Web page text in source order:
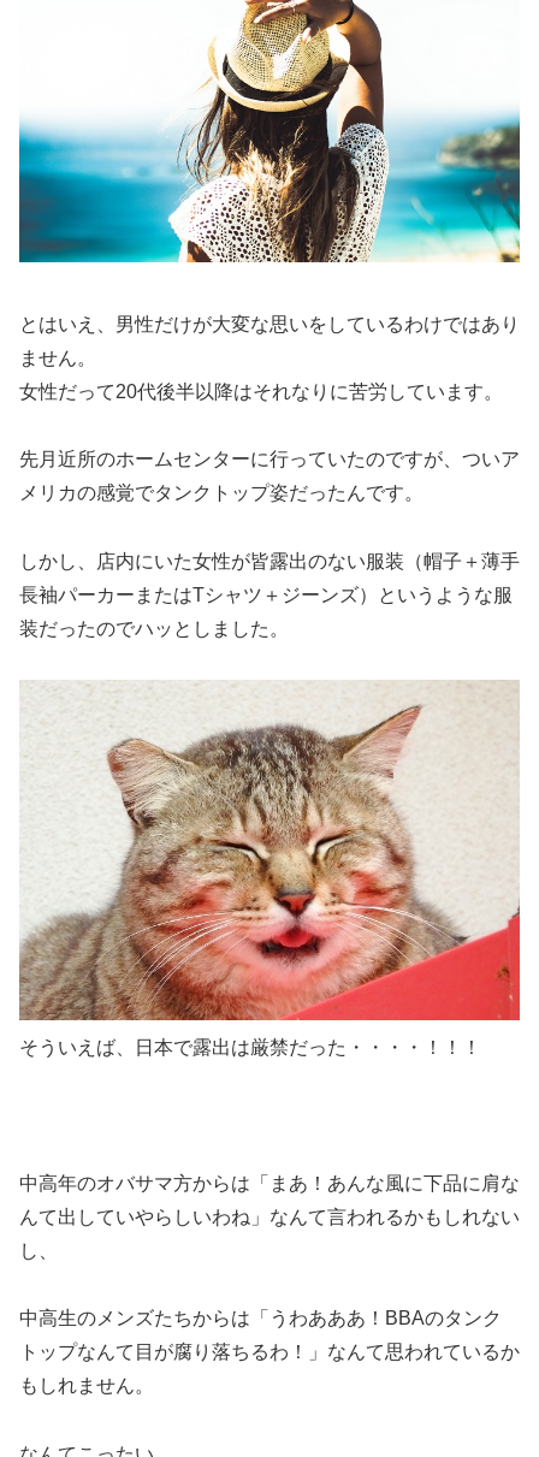
とはいえ、男性だけが大変な思いをしているわけではあり
ません。
女性だって20代後半以降はそれなりに苦労しています。
先月近所のホームセンターに行っていたのですが、ついア
メリカの感覚でタンクトップ姿だったんです。
しかし、店内にいた女性が皆露出のない服装（帽子＋薄手
長袖パーカーまたはTシャツ＋ジーンズ）というような服
装だったのでハッとしました。
そういえば、日本で露出は厳禁だった・・・・！！！
中高年のオバサマ方からは 「まあ！あんな風に下品に肩な
んて出していやらしいわね」 なんて言われるかもしれない
し、
中高生のメンズたちからは 「うわあああ！BBAのタンク
トップなんて目が腐り落ちるわ！」 なんて思われているか
もしれません。